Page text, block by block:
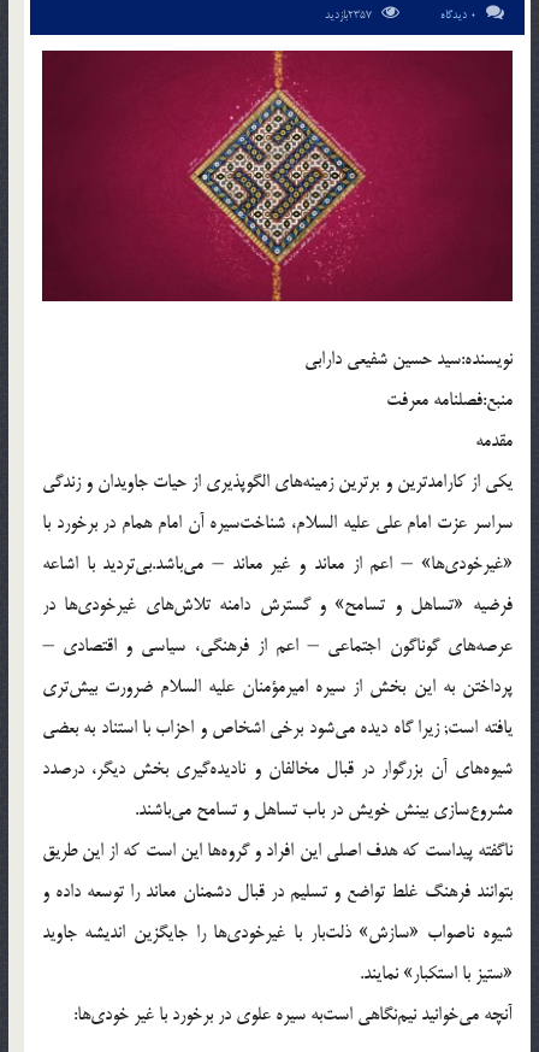
0 دیدگاه
نويسنده:سید حسین شفیعی دارابی
منبع:فصلنامه معرفت
مقدمه
یكی از كارامدترین و برترین زمینه‌های الگوپذیری از حیات جاویدان و زندگی
سراسر عزت امام علی علیه السلام، شناخت‌سیره آن امام همام در برخورد با
«غیرخودی‌ها» – اعم از معاند و غیر معاند – می‌باشد.بی‌تردید با اشاعه
فرضیه «تساهل و تسامح‌» و گسترش دامنه تلاش‌های غیرخودی‌ها در
عرصه‌های گوناگون اجتماعی – اعم از فرهنگی، سیاسی و اقتصادی –
پرداختن به این بخش از سیره امیرمؤمنان علیه السلام ضرورت بیش‌تری
یافته است; زیرا گاه دیده می‌شود برخی اشخاص و احزاب با استناد به بعضی
شیوه‌های آن بزرگوار در قبال مخالفان و نادیده‌گیری بخش دیگر، درصدد
مشروع‌سازی بینش خویش در باب تساهل و تسامح می‌باشند.
ناگفته پیداست كه هدف اصلی این افراد و گروه‌ها این است كه از این طریق
بتوانند فرهنگ غلط تواضع و تسلیم در قبال دشمنان معاند را توسعه داده و
شیوه ناصواب «سازش‌» ذلت‌بار با غیرخودی‌ها را جایگزین اندیشه جاوید
«ستیز با استكبار» نمایند.
آنچه می‌خوانید نیم‌نگاهی است‌به سیره علوی در برخورد با غیر خودی‌ها: